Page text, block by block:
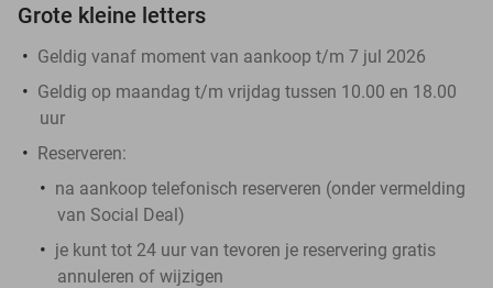
Grote kleine letters
Geldig vanaf moment van aankoop t/m 7 jul 2026
Geldig op maandag t/m vrijdag tussen 10.00 en 18.00
uur
Reserveren:
na aankoop telefonisch reserveren (onder vermelding
van Social Deal)
je kunt tot 24 uur van tevoren je reservering gratis
annuleren of wijzigen